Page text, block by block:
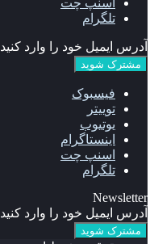
اسنپ چت
تلگرام
آدرس ایمیل خود را وارد کنید
فیسبوک
توییتر
یوتیوب
اینستاگرام
اسنپ چت
تلگرام
Newsletter
آدرس ایمیل خود را وارد کنید